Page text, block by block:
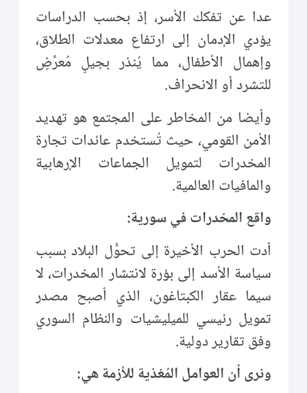
عدا عن تفكك الأسر، إذ بحسب الدراسات
يؤدي الإدمان إلى ارتفاع معدلات الطلاق،
وإهمال الأطفال، مما يُنذر بجيلٍ مُعرَّضٍ
للتشرد أو الانحراف.
وأيضا من المخاطر على المجتمع هو تهديد
الأمن القومي، حيث تُستخدم عائدات تجارة
المخدرات لتمويل الجماعات الإرهابية
والمافيات العالمية.
واقع المخدرات في سورية:
أدت الحرب الأخيرة إلى تحوُّل البلاد بسبب
سياسة الأسد إلى بؤرة لانتشار المخدرات، لا
سيما عقار الكبتاغون، الذي أصبح مصدر
تمويل رئيسي للميليشيات والنظام السوري
وفق تقارير دولية.
ونرى أن العوامل المُغذية للأزمة هي: